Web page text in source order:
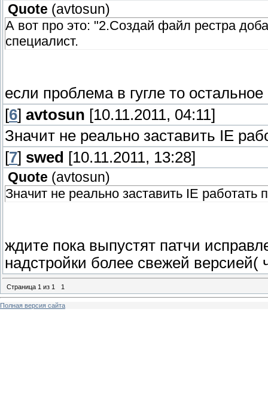
Quote (avtosun)
А вот про это: "2.Создай файл рестра
специалист.
если проблема в гугле то остальное
[6] avtosun [10.11.2011, 04:11]
Значит не реально заставить IE
[7] swed [10.11.2011, 13:28]
Quote (avtosun)
Значит не реально заставить IE работать
ждите пока выпустят патчи
надстройки более свежей версией(
Страница 1 из 1 1
Полная версия сайта